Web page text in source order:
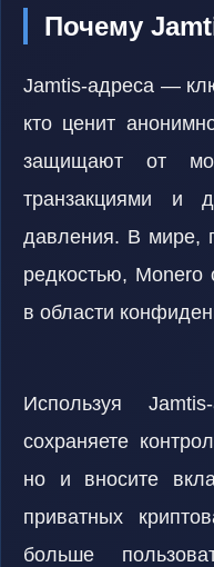
Почему
Jamtis-адреса —
кто ценит
защищают от
транзакциями и
давления. В мире,
редкостью, Monero
в области
Используя
сохраняете
но и вносите
приватных
больше